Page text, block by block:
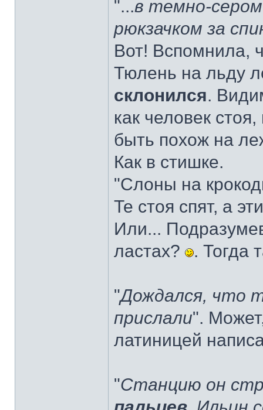
"...в темно-
рюкзачком за
Вот! Вспомнила,
Тюлень на льду
cклонился.
как человек
быть похож на
Как в стишке.
"Слоны на
Те стоя спят, а
Или...
ластах?
. Тогда
"Дождался, что
прислали".
латиницей
"Станцию он